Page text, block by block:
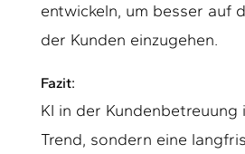
entwickeln, um besser auf
der Kunden einzugehen.
Fazit:
KI in der Kundenbetreuung
Trend, sondern eine